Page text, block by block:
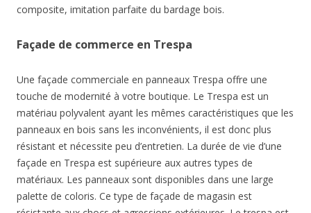
composite, imitation parfaite du bardage bois.
Façade de commerce en Trespa
Une façade commerciale en panneaux Trespa offre une
touche de modernité à votre boutique. Le Trespa est un
matériau polyvalent ayant les mêmes caractéristiques que les
panneaux en bois sans les inconvénients, il est donc plus
résistant et nécessite peu d’entretien. La durée de vie d’une
façade en Trespa est supérieure aux autres types de
matériaux. Les panneaux sont disponibles dans une large
palette de coloris. Ce type de façade de magasin est